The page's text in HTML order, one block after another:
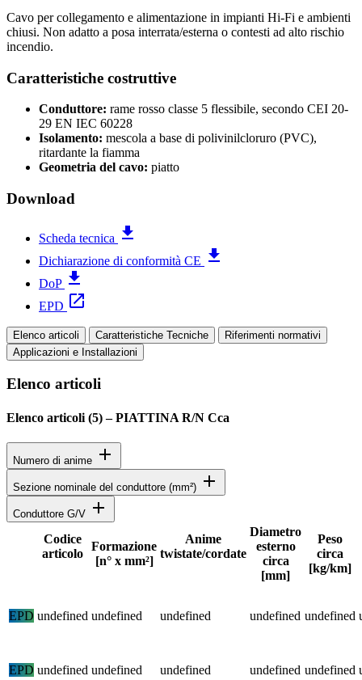
Cavo per collegamento e alimentazione in impianti Hi-Fi e ambienti
chiusi. Non adatto a posa interrata/esterna o contesti ad alto rischio
incendio.
Caratteristiche costruttive
Conduttore: rame rosso classe 5 flessibile, secondo CEI 20-
29 EN IEC 60228
Isolamento: mescola a base di polivinilcloruro (PVC),
ritardante la fiamma
Geometria del cavo: piatto
Download
Scheda tecnica file_download
Dichiarazione di conformità CE file_download
DoP file_download
EPD open_in_new
Elenco articoli Caratteristiche Tecniche
Riferimenti normativi
Applicazioni e Installazioni
Elenco articoli
Elenco articoli (5)–PIATTINA R/N Cca
Numero di anime add
Sezione nominale del conduttore (mm²) add
Conduttore G/V add
Stato
Codice
articolo
Formazione
[n° x mm²]
Anime
twistate/cordate
Diametro
esterno
circa
[mm]
Peso
circa
[kg/km]
EPD undefined undefined undefined undefined undefined
EPD undefined undefined undefined undefined undefined